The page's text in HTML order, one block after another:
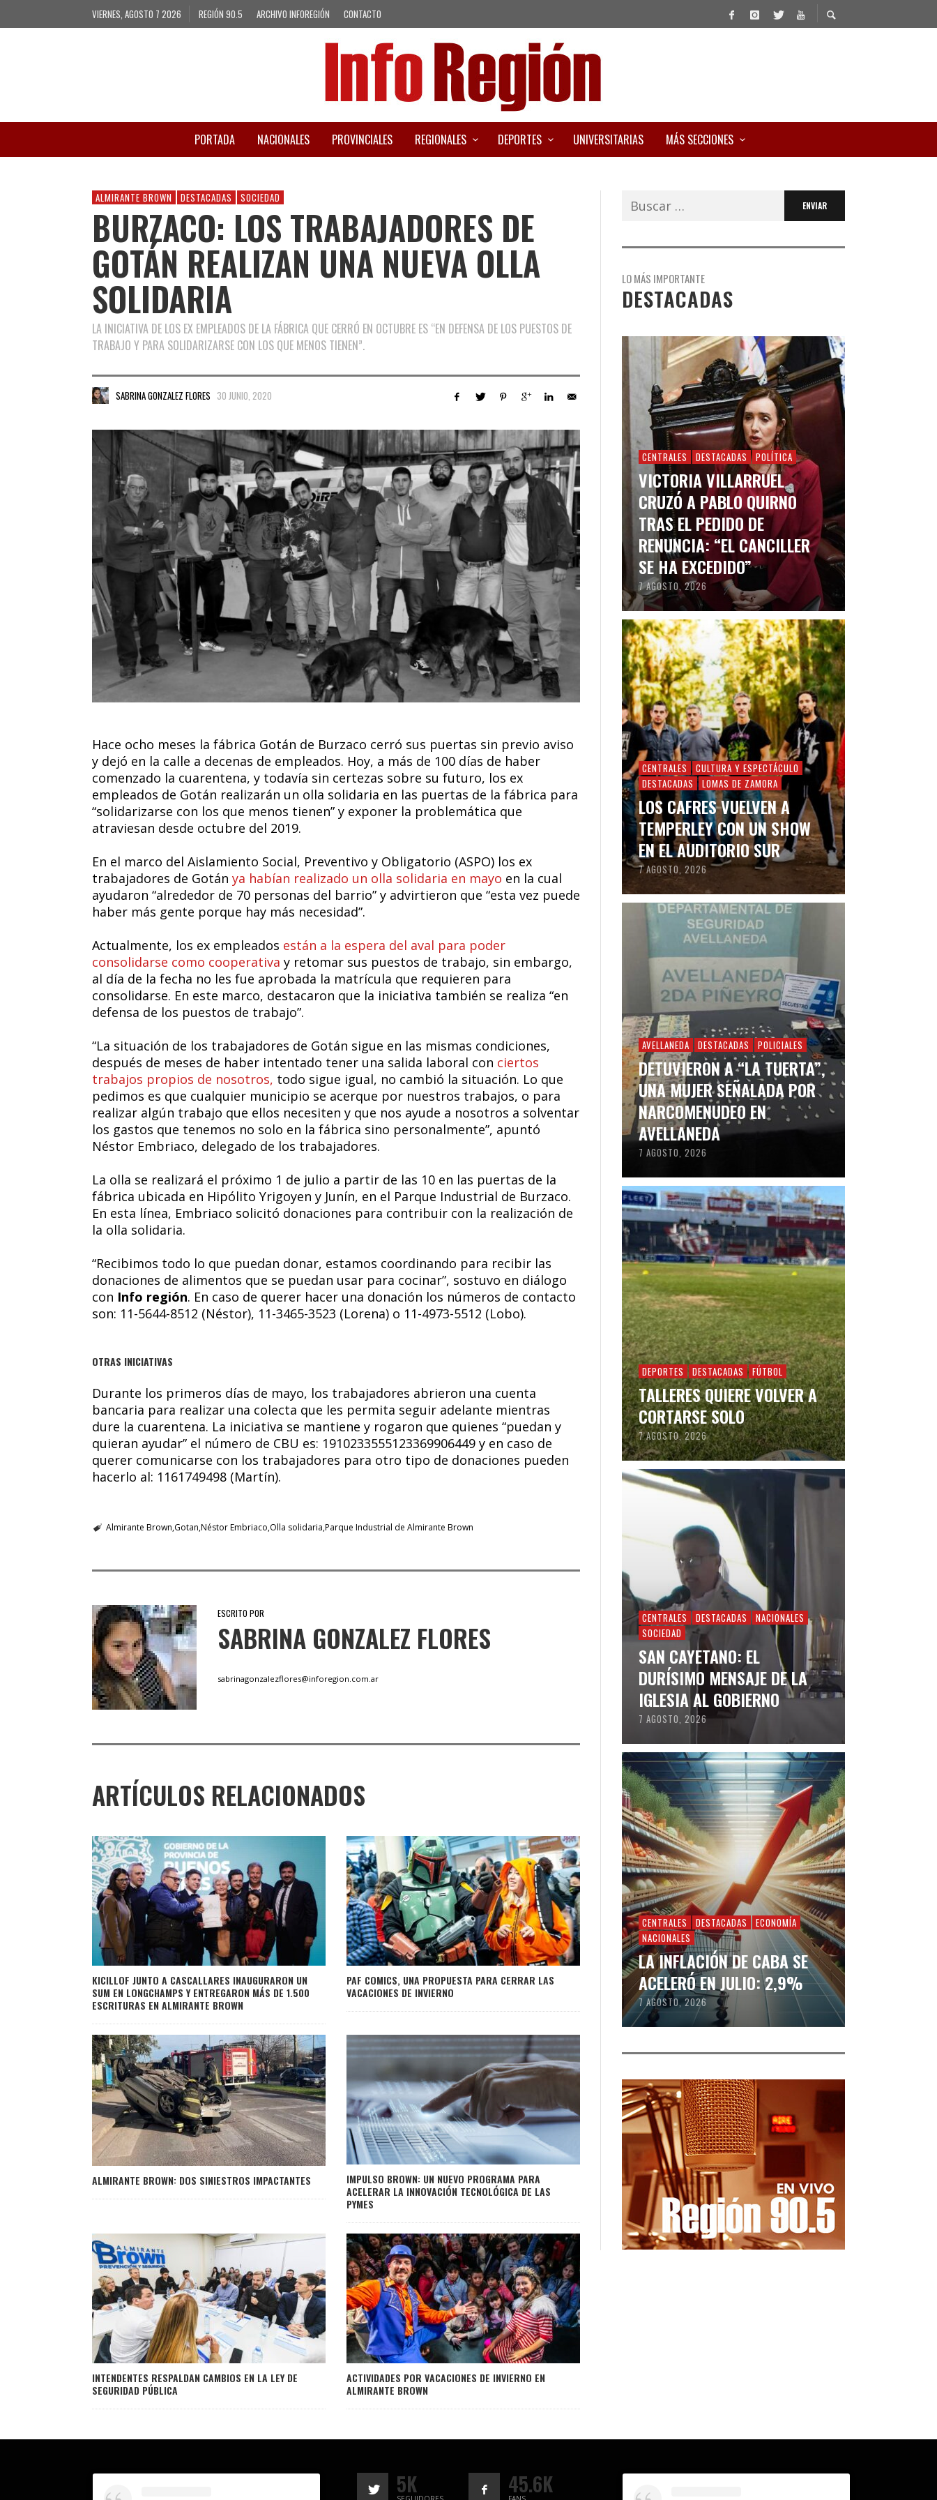
VIERNES, AGOSTO 7 2026 REGIÓN 90.5 ARCHIVO INFOREGIÓN CONTACTO
PORTADA NACIONALES PROVINCIALES REGIONALES DEPORTES UNIVERSITARIAS MÁS SECCIONES
ALMIRANTE BROWN DESTACADAS SOCIEDAD
BURZACO: LOS TRABAJADORES DE
GOTÁN REALIZAN UNA NUEVA OLLA
SOLIDARIA
LA INICIATIVA DE LOS EX EMPLEADOS DE LA FÁBRICA QUE CERRÓ EN OCTUBRE ES “EN DEFENSA DE LOS PUESTOS DE
TRABAJO Y PARA SOLIDARIZARSE CON LOS QUE MENOS TIENEN”.
SABRINA GONZALEZ FLORES 30 JUNIO, 2020
Hace ocho meses la fábrica Gotán de Burzaco cerró sus puertas sin previo aviso
y dejó en la calle a decenas de empleados. Hoy, a más de 100 días de haber
comenzado la cuarentena, y todavía sin certezas sobre su futuro, los ex
empleados de Gotán realizarán un olla solidaria en las puertas de la fábrica para
“solidarizarse con los que menos tienen” y exponer la problemática que
atraviesan desde octubre del 2019.
En el marco del Aislamiento Social, Preventivo y Obligatorio (ASPO) los ex
trabajadores de Gotán ya habían realizado un olla solidaria en mayo en la cual
ayudaron “alrededor de 70 personas del barrio” y advirtieron que “esta vez puede
haber más gente porque hay más necesidad”.
Actualmente, los ex empleados están a la espera del aval para poder
consolidarse como cooperativa y retomar sus puestos de trabajo, sin embargo,
al día de la fecha no les fue aprobada la matrícula que requieren para
consolidarse. En este marco, destacaron que la iniciativa también se realiza “en
defensa de los puestos de trabajo”.
“La situación de los trabajadores de Gotán sigue en las mismas condiciones,
después de meses de haber intentado tener una salida laboral con ciertos
trabajos propios de nosotros, todo sigue igual, no cambió la situación. Lo que
pedimos es que cualquier municipio se acerque por nuestros trabajos, o para
realizar algún trabajo que ellos necesiten y que nos ayude a nosotros a solventar
los gastos que tenemos no solo en la fábrica sino personalmente”, apuntó
Néstor Embriaco, delegado de los trabajadores.
La olla se realizará el próximo 1 de julio a partir de las 10 en las puertas de la
fábrica ubicada en Hipólito Yrigoyen y Junín, en el Parque Industrial de Burzaco.
En esta línea, Embriaco solicitó donaciones para contribuir con la realización de
la olla solidaria.
“Recibimos todo lo que puedan donar, estamos coordinando para recibir las
donaciones de alimentos que se puedan usar para cocinar”, sostuvo en diálogo
con Info región. En caso de querer hacer una donación los números de contacto
son: 11-5644-8512 (Néstor), 11-3465-3523 (Lorena) o 11-4973-5512 (Lobo).
OTRAS INICIATIVAS
Durante los primeros días de mayo, los trabajadores abrieron una cuenta
bancaria para realizar una colecta que les permita seguir adelante mientras
dure la cuarentena. La iniciativa se mantiene y rogaron que quienes “puedan y
quieran ayudar” el número de CBU es: 1910233555123369906449 y en caso de
querer comunicarse con los trabajadores para otro tipo de donaciones pueden
hacerlo al: 1161749498 (Martín).
Almirante Brown Gotan Néstor Embriaco Olla solidaria Parque Industrial de Almirante Brown
ESCRITO POR
SABRINA GONZALEZ FLORES
sabrinagonzalezflores@inforegion.com.ar
ARTÍCULOS RELACIONADOS
KICILLOF JUNTO A CASCALLARES INAUGURARON UN
SUM EN LONGCHAMPS Y ENTREGARON MÁS DE 1.500
ESCRITURAS EN ALMIRANTE BROWN
PAF COMICS, UNA PROPUESTA PARA CERRAR LAS
VACACIONES DE INVIERNO
ALMIRANTE BROWN: DOS SINIESTROS IMPACTANTES
IMPULSO BROWN: UN NUEVO PROGRAMA PARA
ACELERAR LA INNOVACIÓN TECNOLÓGICA DE LAS
PYMES
INTENDENTES RESPALDAN CAMBIOS EN LA LEY DE
SEGURIDAD PÚBLICA
ACTIVIDADES POR VACACIONES DE INVIERNO EN
ALMIRANTE BROWN
Buscar:
LO MÁS IMPORTANTE
DESTACADAS
CENTRALES DESTACADAS POLÍTICA
VICTORIA VILLARRUEL
CRUZÓ A PABLO QUIRNO
TRAS EL PEDIDO DE
RENUNCIA: “EL CANCILLER
SE HA EXCEDIDO”
7 AGOSTO, 2026
CENTRALES
CULTURA Y ESPECTÁCULO
DESTACADAS
LOMAS DE ZAMORA
LOS CAFRES VUELVEN A
TEMPERLEY CON UN SHOW
EN EL AUDITORIO SUR
7 AGOSTO, 2026
AVELLANEDA DESTACADAS POLICIALES
DETUVIERON A “LA TUERTA”,
UNA MUJER SEÑALADA POR
NARCOMENUDEO EN
AVELLANEDA
7 AGOSTO, 2026
DEPORTES DESTACADAS FÚTBOL
TALLERES QUIERE VOLVER A
CORTARSE SOLO
7 AGOSTO, 2026
CENTRALES DESTACADAS
NACIONALES
SOCIEDAD
SAN CAYETANO: EL
DURÍSIMO MENSAJE DE LA
IGLESIA AL GOBIERNO
7 AGOSTO, 2026
CENTRALES DESTACADAS
ECONOMÍA
NACIONALES
LA INFLACIÓN DE CABA SE
ACELERÓ EN JULIO: 2,9%
7 AGOSTO, 2026
5K 45.6K